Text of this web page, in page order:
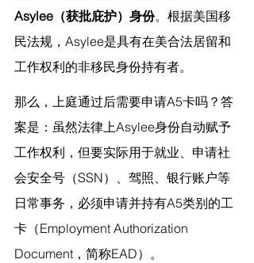
Asylee（获批庇护）身份。根据美国移
民法规，Asylee是具有在美合法居留和
工作权利的非移民身份持有者。
那么，上庭通过后需要申请A5卡吗？答
案是：虽然法律上Asylee身份自动赋予
工作权利，但要实际用于就业、申请社
会安全号（SSN）、驾照、银行账户等
日常事务，必须申请并持有A5类别的工
卡（Employment Authorization
Document，简称EAD）。